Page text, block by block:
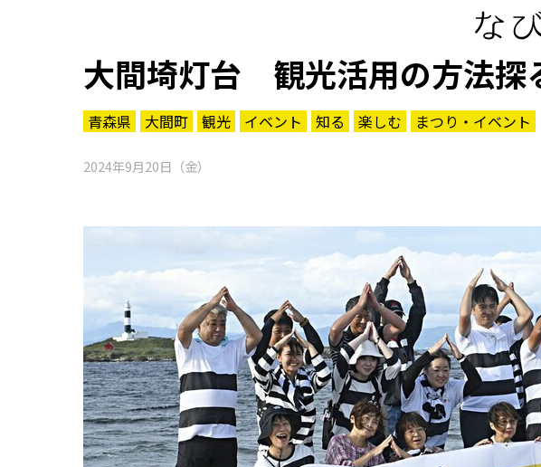
大間埼灯台 観光活用の方法探
青森県 大間町 観光 イベント 知る 楽しむ まつり・イベント
2024年9月20日（金）
パワースポット